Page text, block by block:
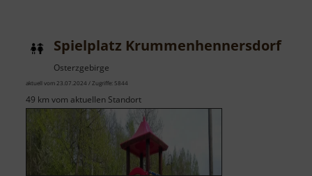
Spielplatz Krummenhennersdorf
Osterzgebirge
aktuell vom 23.07.2024 / Zugriffe: 5844
49 km vom aktuellen Standort